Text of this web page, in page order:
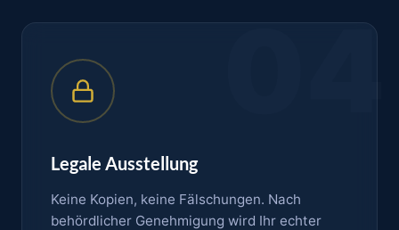
04
Legale Ausstellung
Keine Kopien, keine Fälschungen. Nach
behördlicher Genehmigung wird Ihr echter